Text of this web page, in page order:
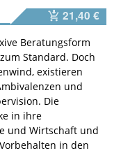
21,40 €
Beratungsform
Standard. Doch
existieren
und
Die
in ihre
und Wirtschaft und
in den